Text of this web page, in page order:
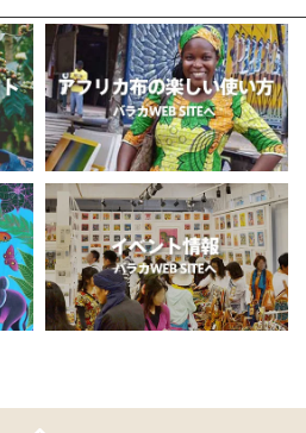
ート【会員様シークレットセール】
ート～Lサイズの作品 新入荷！作家
紹介します
M―Z
ート～チャリンダの作品コーナー新
が遺してくださった作品を、これか
す。
ート～マサイの作品新入荷！
ので、大変気に入っております。
綿素材のものを仕入れているとありま
と変わった素材のものも気になりま
カンガやキテンゲですが、新作新柄が
おります。
ン絵皿へのご感想
玄関でキーを入れて見せるインテリア
いやすいと思います。
すが、気に入って毎日のように着てい